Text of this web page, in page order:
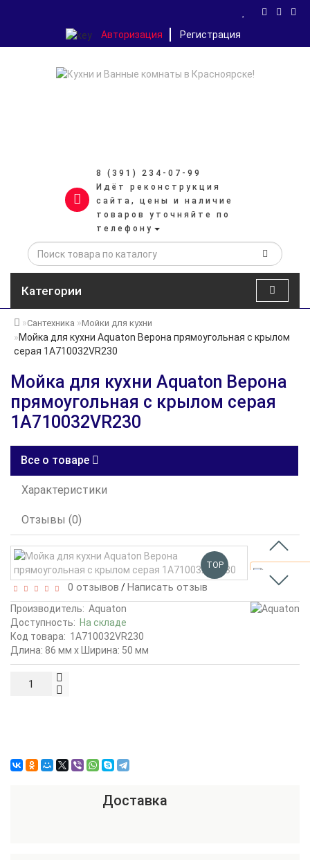
Авторизация Регистрация
8 (391) 234-07-99
Идёт реконструкция
сайта, цены и наличие
товаров уточняйте по
телефону
Категории
Сантехника Мойки для кухни
Мойка для кухни Aquaton Верона прямоугольная с крылом
серая 1A710032VR230
Мойка для кухни Aquaton Верона
прямоугольная с крылом серая
1A710032VR230
Все о товаре
Характеристики
Отзывы (0)
TOP
0 отзывов /Написать отзыв
Производитель: Aquaton
Доступность: На складе
Код товара: 1A710032VR230
Длина: 86 мм x Ширина: 50 мм
Доставка